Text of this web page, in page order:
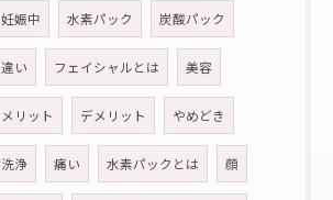
妊娠中 水素パック 炭酸パック
違い フェイシャルとは 美容
メリット デメリット やめどき
洗浄 痛い 水素パックとは 顔